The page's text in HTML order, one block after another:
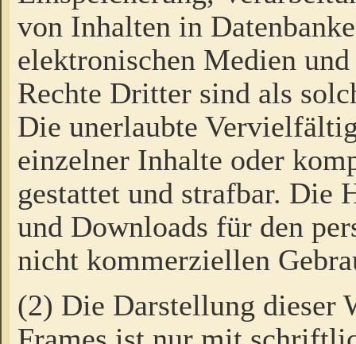
von Inhalten in
elektronischen Medien
Rechte Dritter sind als
Die unerlaubte
einzelner Inhalte oder
gestattet und strafbar. Die
und Downloads für den
nicht kommerziellen
(2) Die Darstellung dieser